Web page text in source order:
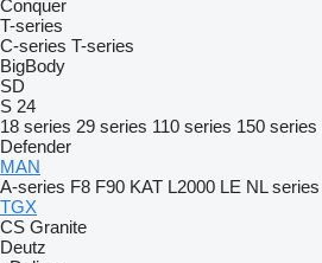
Conquer
T-series
C-series T-series
BigBody
SD
S 24
18 series 29 series 110 series 150 series
Defender
MAN
A-series F8 F90 KAT L2000 LE NL series
TGX
CS Granite
Deutz